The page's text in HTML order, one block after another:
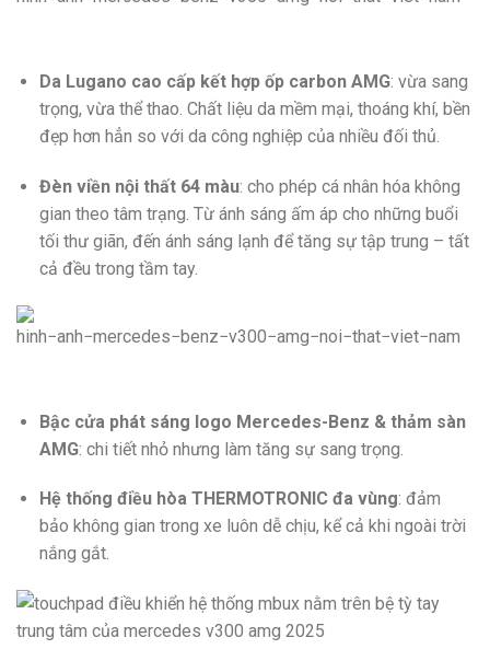
Da Lugano cao cấp kết hợp ốp carbon AMG: vừa sang
trọng, vừa thể thao. Chất liệu da mềm mại, thoáng khí, bền
đẹp hơn hẳn so với da công nghiệp của nhiều đối thủ.
Đèn viền nội thất 64 màu: cho phép cá nhân hóa không
gian theo tâm trạng. Từ ánh sáng ấm áp cho những buổi
tối thư giãn, đến ánh sáng lạnh để tăng sự tập trung – tất
cả đều trong tầm tay.
Bậc cửa phát sáng logo Mercedes-Benz & thảm sàn
AMG: chi tiết nhỏ nhưng làm tăng sự sang trọng.
Hệ thống điều hòa THERMOTRONIC đa vùng: đảm
bảo không gian trong xe luôn dễ chịu, kể cả khi ngoài trời
nắng gắt.